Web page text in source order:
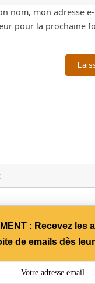
nom, mon adresse
pour la prochaine
: Recevez les
de emails dès